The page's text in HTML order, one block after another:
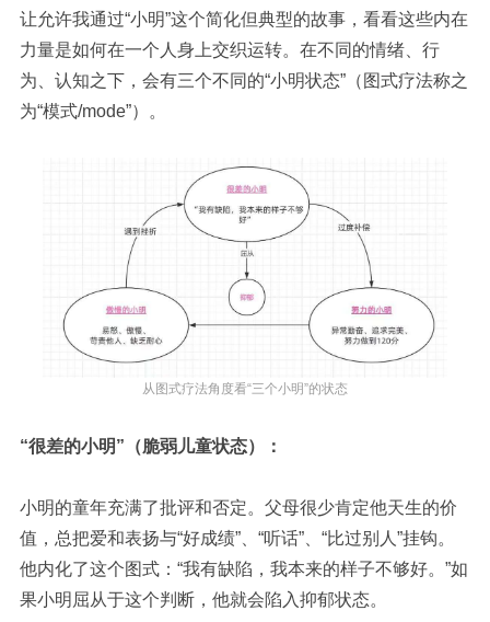
让允许我通过“小明”这个简化但典型的故事，看看这些内在
力量是如何在一个人身上交织运转。在不同的情绪、行
为、认知之下，会有三个不同的“小明状态”（图式疗法称之
为“模式/mode”）。
从图式疗法角度看“三个小明”的状态
“很差的小明”（脆弱儿童状态）：
小明的童年充满了批评和否定。父母很少肯定他天生的价
值，总把爱和表扬与“好成绩”、“听话”、“比过别人”挂钩。
他内化了这个图式：“我有缺陷，我本来的样子不够好。”如
果小明屈从于这个判断，他就会陷入抑郁状态。